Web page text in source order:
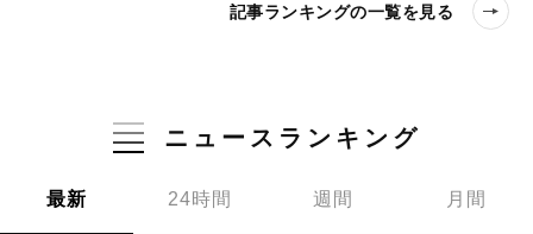
記事ランキングの一覧を見る
ニュースランキング
最新 24時間 週間 月間